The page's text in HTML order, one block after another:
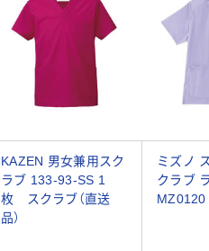
KAZEN 男女兼用スク
ラブ 133-93-SS 1
枚 スクラブ（直送
品）
ミズノ
クラブ
MZ0120